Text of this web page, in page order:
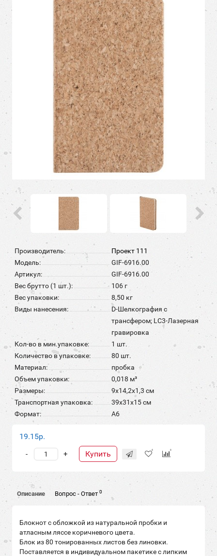
Производитель:
Проект 111
Модель:
GIF-6916.00
Артикул:
GIF-6916.00
Вес брутто (1 шт.):
106 г
Вес упаковки:
8,50 кг
Виды нанесения:
D-Шелкография с
трансфером; LC3-Лазерная
гравировка
Кол-во в мин.упаковке:
1 шт.
Количество в упаковке:
80 шт.
Материал:
пробка
Объем упаковки:
0,018 м³
Размеры:
9x14,2х1,3 см
Транспортная упаковка:
39x31x15 см
Формат:
А6
19.15р.
+
- Купить
Описание Вопрос - Ответ 0
Блокнот с обложкой из натуральной пробки и
атласным ляссе коричневого цвета.
Блок из 80 тонированных листов без линовки.
Поставляется в индивидуальном пакетике с липким